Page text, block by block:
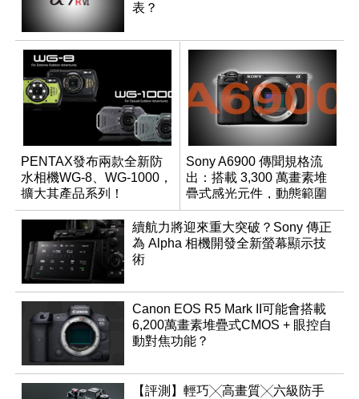
表？
PENTAX發布兩款全新防
水相機WG-8、WG-1000，
擴大其產品系列！
Sony A6900 傳聞規格流
出：搭載 3,300 萬畫素堆
疊式感光元件，動態範圍
超過 15 級
續航力將迎來重大突破？Sony 傳正
為 Alpha 相機開發全新螢幕顯示技
術
Canon EOS R5 Mark II可能會搭載
6,200萬畫素堆疊式CMOS + 眼控自
動對焦功能？
【評測】輕巧╳高畫質╳六級防手